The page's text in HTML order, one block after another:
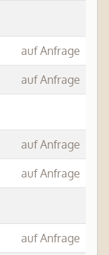
auf Anfrage
auf Anfrage
auf Anfrage
auf Anfrage
auf Anfrage